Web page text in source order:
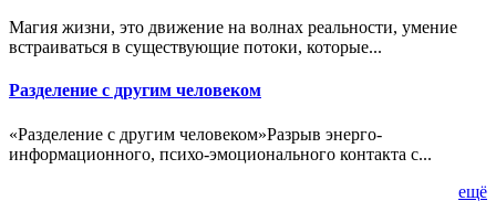
Магия жизни, это движение на волнах реальности, умение
встраиваться в существующие потоки, которые...
Разделение с другим человеком
«Разделение с другим человеком»Разрыв энерго-
информационного, психо-эмоционального контакта с...
ещё